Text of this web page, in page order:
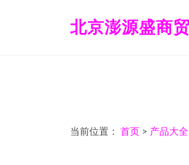
北京澎源盛商
当前位置： 首页 > 产品大全